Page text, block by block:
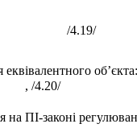
/4.19/
об’єкта:
, /4.20/
на ПІ-законі